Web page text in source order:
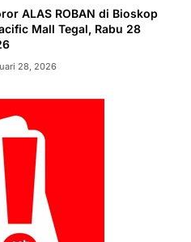
ALAS ROBAN di Bioskop
Mall Tegal, Rabu 28
28, 2026